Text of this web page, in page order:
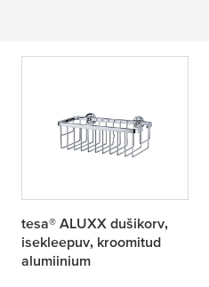
tesa® ALUXX dušikorv,
isekleepuv, kroomitud
alumiinium